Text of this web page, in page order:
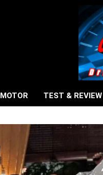
MOTOR TEST & REVIEW